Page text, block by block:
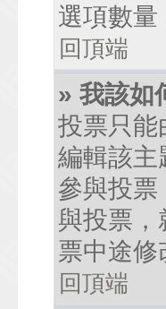
選項數量
回頂端
» 我該如
投票只能
編輯該主
參與投
與投票，
票中途修
回頂端